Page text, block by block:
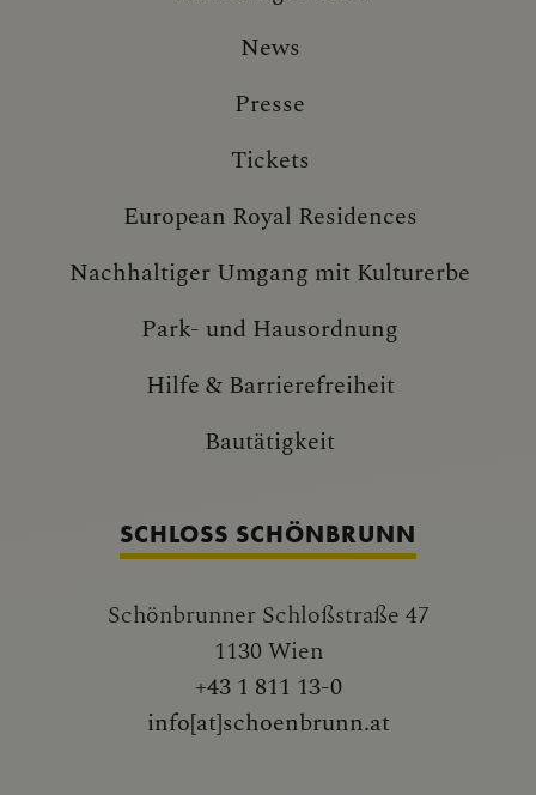
News
Presse
Tickets
European Royal Residences
Nachhaltiger Umgang mit Kulturerbe
Park- und Hausordnung
Hilfe & Barrierefreiheit
Bautätigkeit
SCHLOSS SCHÖNBRUNN
Schönbrunner Schloßstraße 47
1130 Wien
+43 1 811 13-0
info[at]schoenbrunn.at